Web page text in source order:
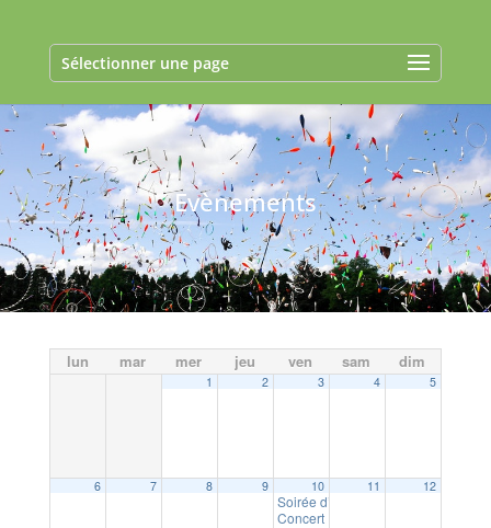
Sélectionner une page
Evènements
lun mar mer jeu ven sam dim
1 2 3 4 5
6 7 8 9 10
Soirée d’information du Défi
Concert « Escalade latine » de
11 12